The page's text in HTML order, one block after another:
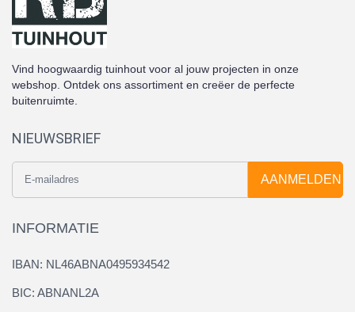
Vind hoogwaardig tuinhout voor al jouw projecten in onze
webshop. Ontdek ons assortiment en creëer de perfecte
buitenruimte.
NIEUWSBRIEF
AANMELDEN
INFORMATIE
IBAN: NL46ABNA0495934542
BIC: ABNANL2A